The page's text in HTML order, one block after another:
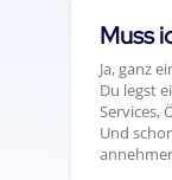
Muss
Ja, ganz
Du legst
Services,
Und